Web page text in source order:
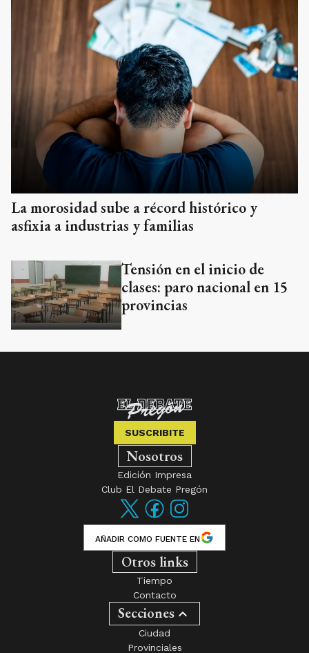
La morosidad sube a récord histórico y
asfixia a industrias y familias
Tensión en el inicio de
clases: paro nacional en 15
provincias
SUSCRIBITE
Nosotros
Edición Impresa
Club El Debate Pregón
AÑADIR COMO FUENTE EN
Otros links
Tiempo
Contacto
Secciones
Ciudad
Provinciales